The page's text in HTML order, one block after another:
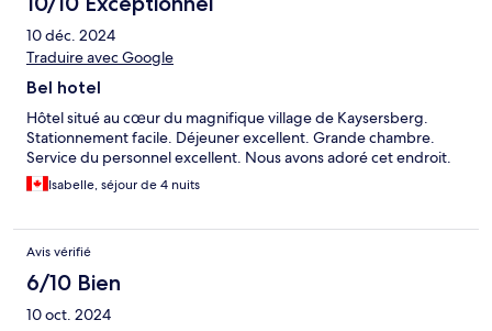
10 déc. 2024
Traduire avec Google
Bel hotel
Hôtel situé au cœur du magnifique village de Kaysersberg.
Stationnement facile. Déjeuner excellent. Grande chambre.
Service du personnel excellent. Nous avons adoré cet endroit.
Isabelle, séjour de 4 nuits
Avis vérifié
6/10 Bien
10 oct. 2024